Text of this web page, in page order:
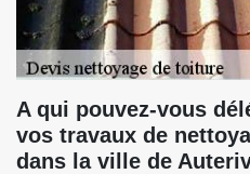
A qui pouvez-vous
vos travaux de
dans la ville de